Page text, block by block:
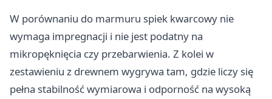
W porównaniu do marmuru spiek kwarcowy nie
wymaga impregnacji i nie jest podatny na
mikropęknięcia czy przebarwienia. Z kolei w
zestawieniu z drewnem wygrywa tam, gdzie liczy się
pełna stabilność wymiarowa i odporność na wysoką